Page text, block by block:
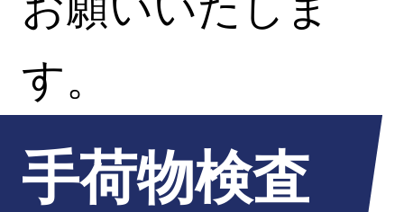
す。
手荷物検査